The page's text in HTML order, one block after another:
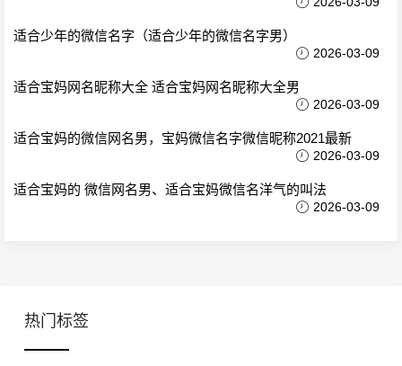
适合少年的微信名字（适合少年的微信名字男）
2026-03-09
适合宝妈网名昵称大全 适合宝妈网名昵称大全男
2026-03-09
适合宝妈的微信网名男，宝妈微信名字微信昵称2021最新
2026-03-09
适合宝妈的 微信网名男、适合宝妈微信名洋气的叫法
2026-03-09
热门标签